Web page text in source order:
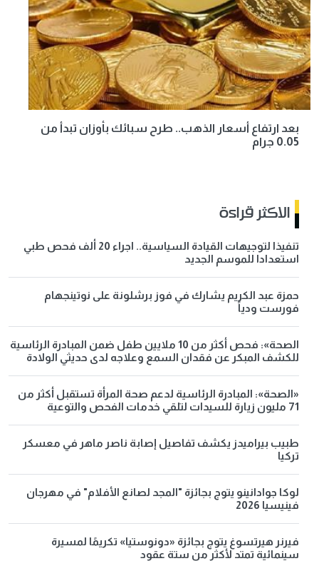
بعد ارتفاع أسعار الذهب.. طرح سبائك بأوزان تبدأ من
0.05 جرام
الاكثر قراءة
تنفيذا لتوجيهات القيادة السياسية.. اجراء 20 ألف فحص طبي
استعدادا للموسم الجديد
حمزة عبد الكريم يشارك في فوز برشلونة على نوتينجهام
فورست ودياً
الصحة»: فحص أكثر من 10 ملايين طفل ضمن المبادرة الرئاسية
للكشف المبكر عن فقدان السمع وعلاجه لدى حديثي الولادة
«الصحة»: المبادرة الرئاسية لدعم صحة المرأة تستقبل أكثر من
71 مليون زيارة للسيدات لتلقي خدمات الفحص والتوعية
طبيب بيراميدز يكشف تفاصيل إصابة ناصر ماهر في معسكر
تركيا
لوكا جوادانينو يتوج بجائزة "المجد لصانع الأفلام" في مهرجان
فينيسيا 2026
فيرنر هيرتسوغ يتوج بجائزة «دونوستيا» تكريمًا لمسيرة
سينمائية تمتد لأكثر من ستة عقود